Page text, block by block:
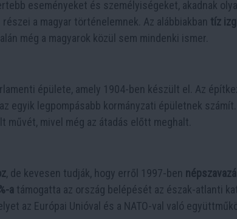
eseményeket és személyiségeket, akadnak
a magyar történelemnek. Az alábbiakban tíz
még a magyarok közül sem mindenki ismer.
épülete, amely 1904-ben készült el. Az
egyik legpompásabb kormányzati épületnek
mivel még az átadás előtt meghalt.
, de kevesen tudják, hogy erről 1997-ben
a támogatta az ország belépését az észak-atlanti
az Európai Unióval és a NATO-val való